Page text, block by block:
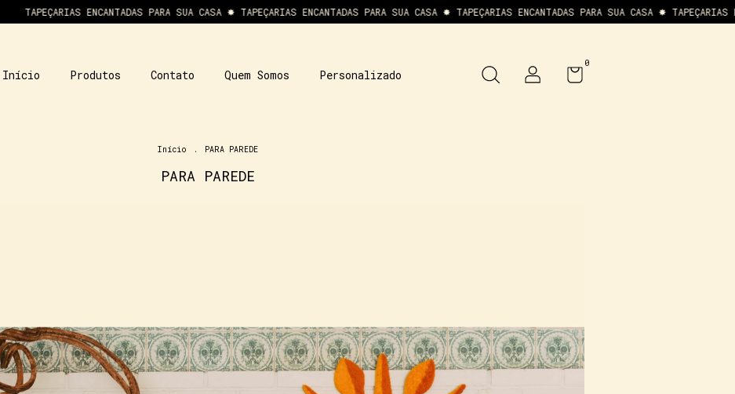
ENCANTADAS PARA SUA CASA ✸ TAPEÇARIAS ENCANTADAS PARA SUA CASA ✸ TAPEÇARIAS ENCANTADAS PARA SUA CASA ✸ TAPEÇARIAS
Início Produtos Contato Quem Somos Personalizado
0
Início . PARA PAREDE
PARA PAREDE